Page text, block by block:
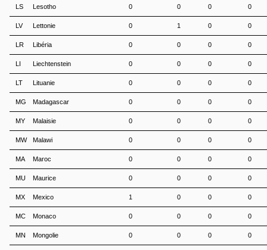
LS Lesotho 0 0 0 0
LV Lettonie 0 1 0 0
LR Libéria 0 0 0 0
LI Liechtenstein 0 0 0 0
LT Lituanie 0 0 0 0
MG Madagascar 0 0 0 0
MY Malaisie 0 0 0 0
MW Malawi 0 0 0 0
MA Maroc 0 0 0 0
MU Maurice 0 0 0 0
MX Mexico 1 0 0 0
MC Monaco 0 0 0 0
MN Mongolie 0 0 0 0